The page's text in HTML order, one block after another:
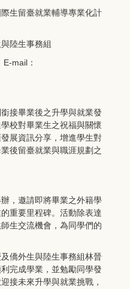
生留臺就業輔導專業化計
陸生事務組
mail：
接畢業後之升學與就業發
校對畢業生之祝福與關懷
展資訊分享，增進學生對
後留臺就業與職涯規劃之
，邀請即將畢業之外籍學
重要里程碑。活動除表達
生交流機會，為同學們的
僑外生與陸生事務組林晉
完成學業，並勉勵同學發
接未來升學與就業挑戰，